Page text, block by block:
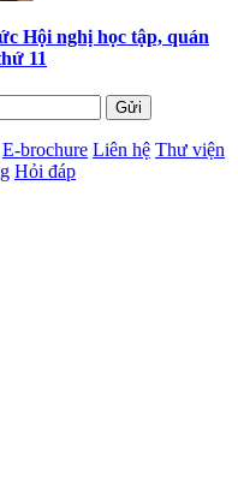
Hội nghị học tập, quán
11
E-brochure Liên hệ Thư viện
Hỏi đáp